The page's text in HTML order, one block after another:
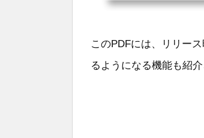
このPDFには、リリー
るようになる機能も紹介